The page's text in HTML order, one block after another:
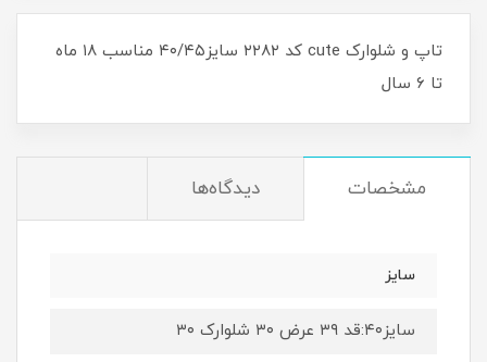
تاپ و شلوارک cute کد ۲۲۸۲ سایز۴۰/۴۵ مناسب ۱۸ ماه
تا ۶ سال
مشخصات دیدگاه‌ها
سایز
سایز۴۰:قد ۳۹ عرض ۳۰ شلوارک ۳۰